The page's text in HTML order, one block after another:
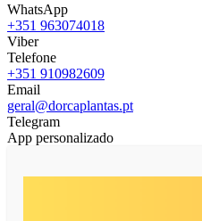
WhatsApp
+351 963074018
Viber
Telefone
+351 910982609
Email
geral@dorcaplantas.pt
Telegram
App personalizado